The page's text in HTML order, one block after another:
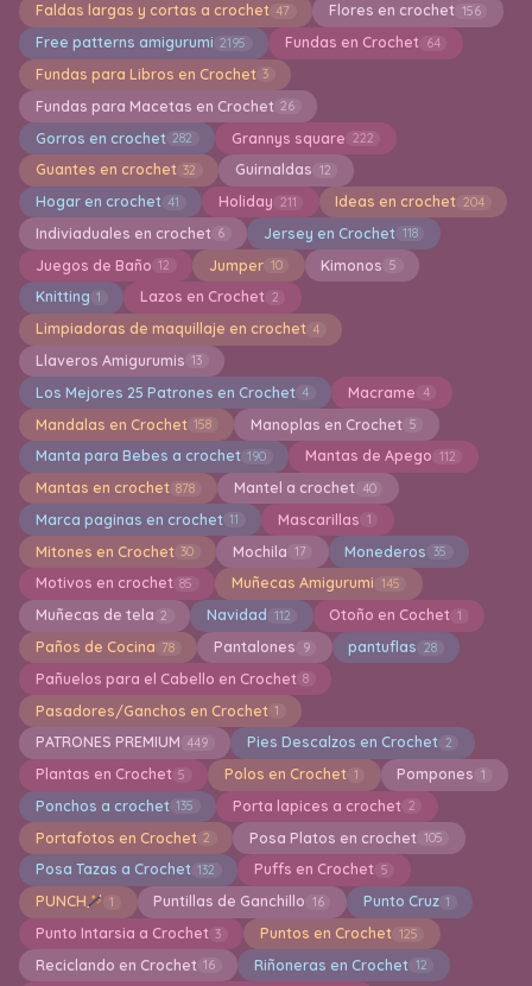
Faldas largas y cortas a crochet 47 Flores en crochet 156
Free patterns amigurumi 2195 Fundas en Crochet 64
Fundas para Libros en Crochet 3
Fundas para Macetas en Crochet 26
Gorros en crochet 282 Grannys square 222
Guantes en crochet 32 Guirnaldas 12
Hogar en crochet 41 Holiday 211 Ideas en crochet 204
Indiviaduales en crochet 6 Jersey en Crochet 118
Juegos de Baño 12 Jumper 10 Kimonos 5
Knitting 1 Lazos en Crochet 2
Limpiadoras de maquillaje en crochet 4
Llaveros Amigurumis 13
Los Mejores 25 Patrones en Crochet 4 Macrame 4
Mandalas en Crochet 158 Manoplas en Crochet 5
Manta para Bebes a crochet 190 Mantas de Apego 112
Mantas en crochet 878 Mantel a crochet 40
Marca paginas en crochet 11 Mascarillas 1
Mitones en Crochet 30 Mochila 17 Monederos 35
Motivos en crochet 85 Muñecas Amigurumi 145
Muñecas de tela 2 Navidad 112 Otoño en Cochet 1
Paños de Cocina 78 Pantalones 9 pantuflas 28
Pañuelos para el Cabello en Crochet 8
Pasadores/Ganchos en Crochet 1
PATRONES PREMIUM 449 Pies Descalzos en Crochet 2
Plantas en Crochet 5 Polos en Crochet 1 Pompones 1
Ponchos a crochet 135 Porta lapices a crochet 2
Portafotos en Crochet 2 Posa Platos en crochet 105
Posa Tazas a Crochet 132 Puffs en Crochet 5
PUNCH 1 Puntillas de Ganchillo 16 Punto Cruz 1
Punto Intarsia a Crochet 3 Puntos en Crochet 125
Reciclando en Crochet 16 Riñoneras en Crochet 12